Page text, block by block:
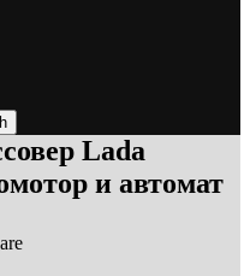
Lada
и автомат